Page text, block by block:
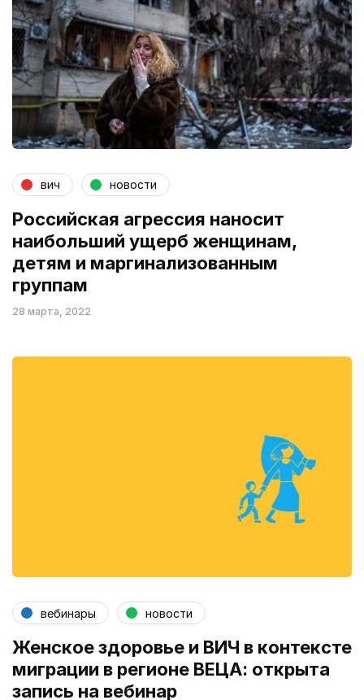
вич новости
Российская агрессия наносит
наибольший ущерб женщинам,
детям и маргинализованным
группам
28 марта, 2022
вебинары новости
Женское здоровье и ВИЧ в контексте
миграции в регионе ВЕЦА: открыта
запись на вебинар